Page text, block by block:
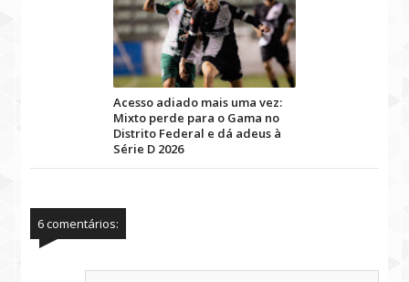
Acesso adiado mais uma vez:
Mixto perde para o Gama no
Distrito Federal e dá adeus à
Série D 2026
6 comentários: